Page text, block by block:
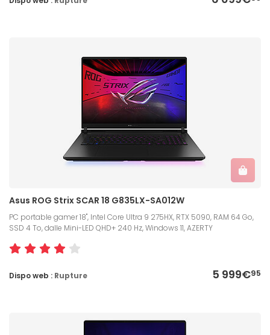
Asus ROG Strix SCAR 18 G835LX-SA012W
PC portable gamer 18", Intel Core Ultra 9 275HX, RTX 5090, RAM 64 Go,
SSD 4 To, dalle Mini-LED QHD+ 240 Hz, Windows 11, AZERTY
5 999€95
Dispo web : Rupture